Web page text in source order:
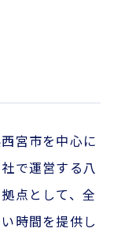
宮市を中心に
で運営する八
点として、全
時間を提供し